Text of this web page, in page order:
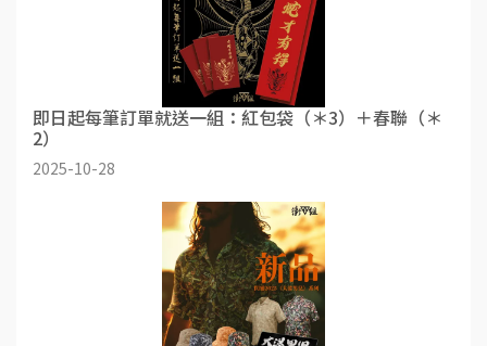
即日起每筆訂單就送一組：紅包袋（＊3）＋春聯（＊
2）
2025-10-28